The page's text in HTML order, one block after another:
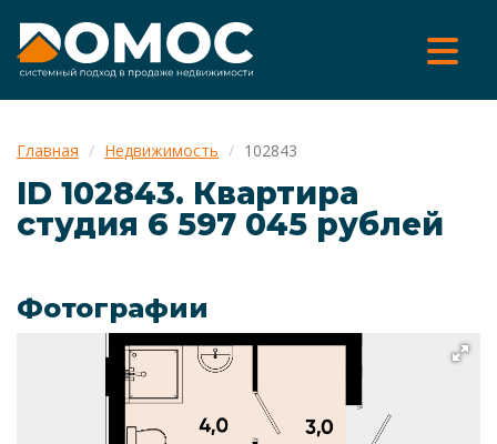
Главная Недвижимость 102843
ID 102843. Квартира
cтудия 6 597 045 рублей
Фотографии